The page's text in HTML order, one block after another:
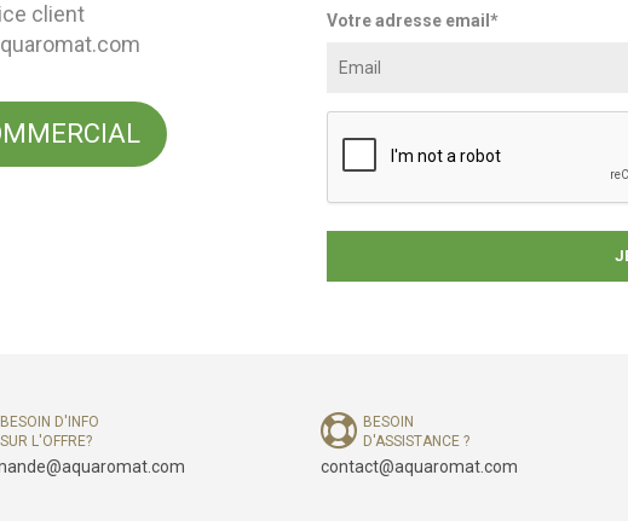
client
Votre adresse email*
BESOIN D'INFO
SUR L'OFFRE?
BESOIN
D'ASSISTANCE ?
contact@aquaromat.com